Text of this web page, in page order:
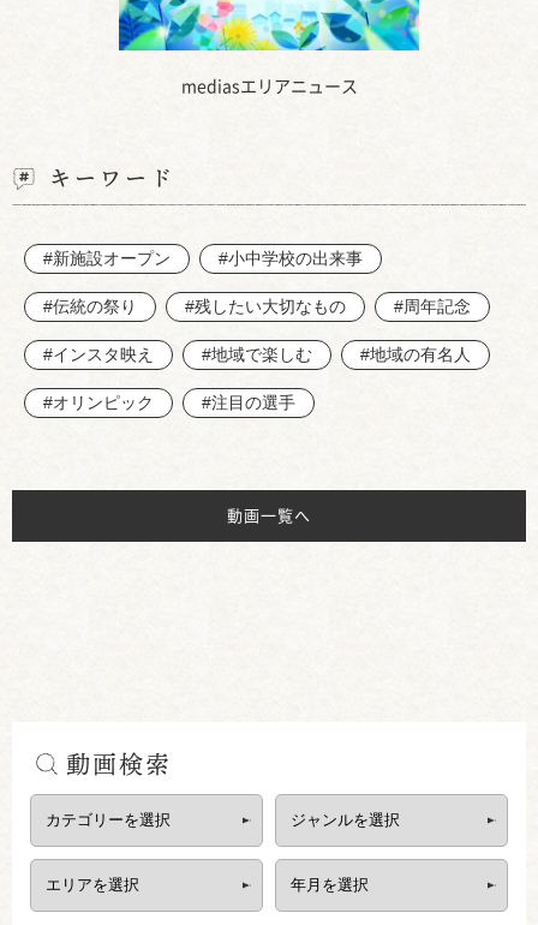
mediasエリアニュース
キーワード
#新施設オープン #小中学校の出来事
#伝統の祭り #残したい大切なもの #周年記念
#インスタ映え #地域で楽しむ #地域の有名人
#オリンピック #注目の選手
動画一覧へ
動画検索